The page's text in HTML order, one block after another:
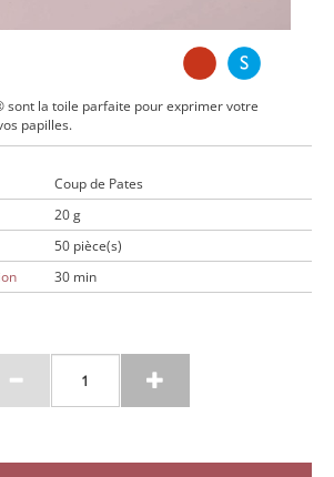
sont la toile parfaite pour exprimer votre
papilles.
Coup de Pates
20 g
50 pièce(s)
30 min